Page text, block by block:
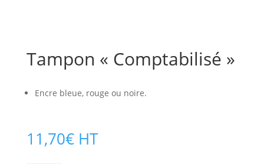
Tampon « Comptabilisé »
Encre bleue, rouge ou noire.
11,70€ HT